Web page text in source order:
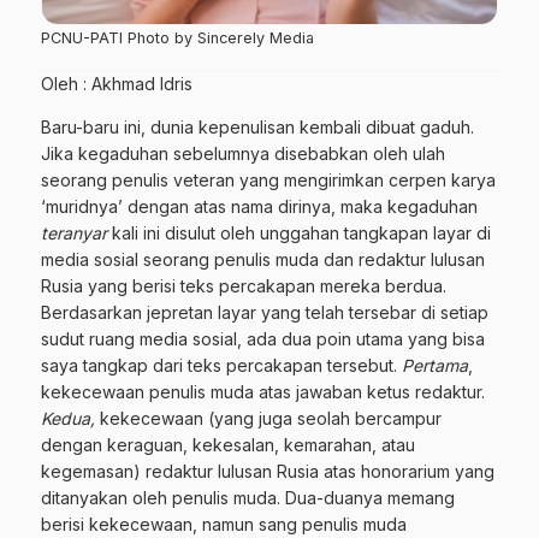
PCNU-PATI Photo by Sincerely Media
Oleh : Akhmad Idris
Baru-baru ini, dunia kepenulisan kembali dibuat gaduh.
Jika kegaduhan sebelumnya disebabkan oleh ulah
seorang penulis veteran yang mengirimkan cerpen karya
‘muridnya’ dengan atas nama dirinya, maka kegaduhan
teranyarkali ini disulut oleh unggahan tangkapan layar di
media sosial seorang penulis muda dan redaktur lulusan
Rusia yang berisi teks percakapan mereka berdua.
Berdasarkan jepretan layar yang telah tersebar di setiap
sudut ruang media sosial, ada dua poin utama yang bisa
saya tangkap dari teks percakapan tersebut. Pertama,
kekecewaan penulis muda atas jawaban ketus redaktur.
Kedua, kekecewaan (yang juga seolah bercampur
dengan keraguan, kekesalan, kemarahan, atau
kegemasan) redaktur lulusan Rusia atas honorarium yang
ditanyakan oleh penulis muda. Dua-duanya memang
berisi kekecewaan, namun sang penulis muda